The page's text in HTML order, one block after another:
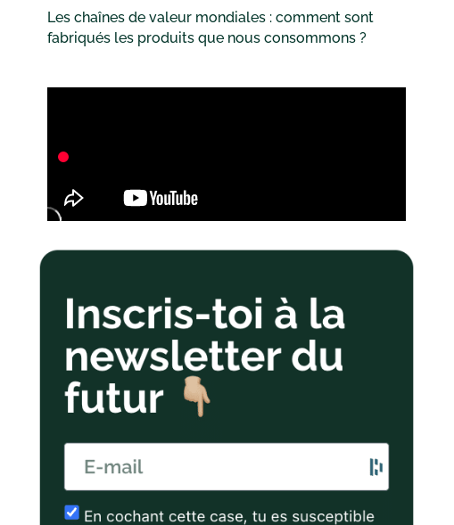
Les chaînes de valeur mondiales : comment sont
fabriqués les produits que nous consommons ?